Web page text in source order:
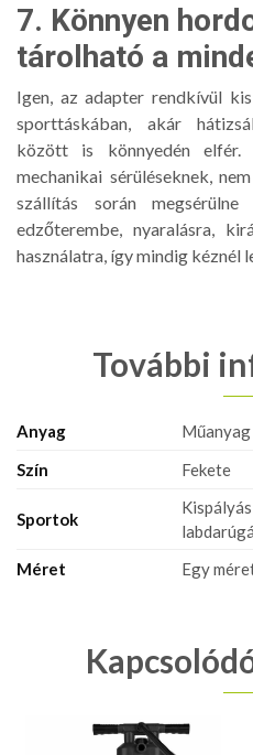
7. Könnyen
tárolható a
Igen, az adapter rendkívül
sporttáskában, akár
között is könnyedén
mechanikai sérüléseknek,
szállítás során
edzőterembe, nyaralásra,
használatra, így mindig kéznél
További
Anyag
Műanyag
Szín
Fekete
Sportok
Méret
Egy